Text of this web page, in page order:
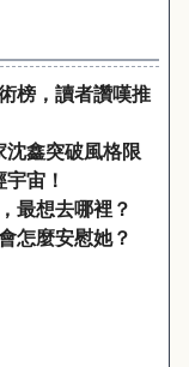
榜，讀者讚嘆推
沈鑫突破風格限
宙！
最想去哪裡？
怎麼安慰她？